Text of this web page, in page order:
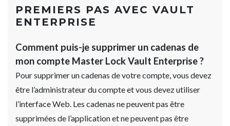
PREMIERS PAS AVEC VAULT
ENTERPRISE
Comment puis-je supprimer un cadenas de
mon compte Master Lock Vault Enterprise ?
Pour supprimer un cadenas de votre compte, vous devez
être l’administrateur du compte et vous devez utiliser
l’interface Web. Les cadenas ne peuvent pas être
supprimées de l’application et ne peuvent pas être